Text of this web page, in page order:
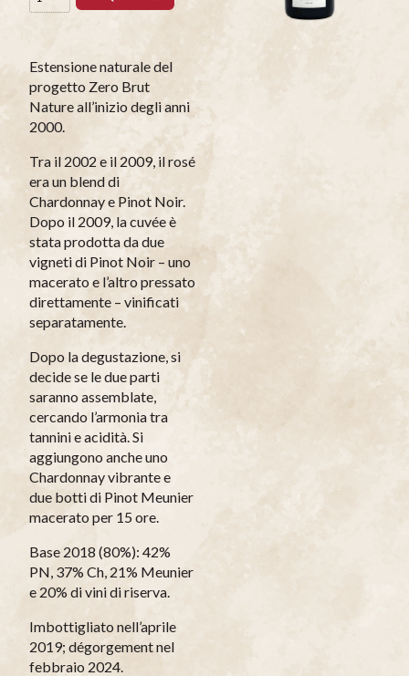
Estensione naturale del
progetto Zero Brut
Nature all’inizio degli anni
2000.
Tra il 2002 e il 2009, il rosé
era un blend di
Chardonnay e Pinot Noir.
Dopo il 2009, la cuvée è
stata prodotta da due
vigneti di Pinot Noir – uno
macerato e l’altro pressato
direttamente – vinificati
separatamente.
Dopo la degustazione, si
decide se le due parti
saranno assemblate,
cercando l’armonia tra
tannini e acidità. Si
aggiungono anche uno
Chardonnay vibrante e
due botti di Pinot Meunier
macerato per 15 ore.
Base 2018 (80%): 42%
PN, 37% Ch, 21% Meunier
e 20% di vini di riserva.
Imbottigliato nell’aprile
2019; dégorgement nel
febbraio 2024.